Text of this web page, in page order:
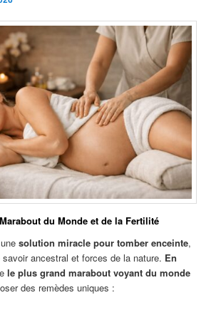
du Monde et de la Fertilité
solution miracle pour tomber enceinte,
ancestral et forces de la nature. En
le plus grand marabout voyant du monde
des remèdes uniques :